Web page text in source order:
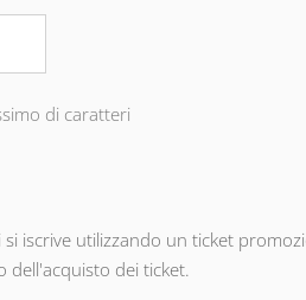
di caratteri
si iscrive utilizzando un ticket
dell'acquisto dei ticket.